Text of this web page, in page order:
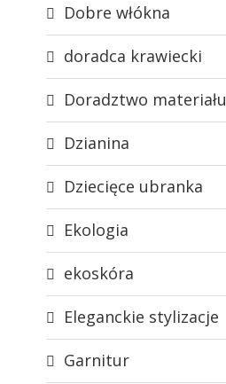
Dobre włókna
doradca krawiecki
Doradztwo materiału
Dzianina
Dziecięce ubranka
Ekologia
ekoskóra
Eleganckie stylizacje
Garnitur